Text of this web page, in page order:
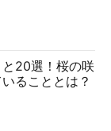
20選！桜の咲
ることとは？